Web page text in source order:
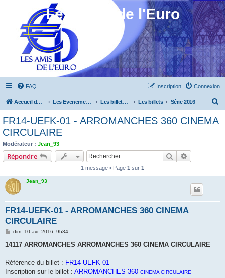
Les Amis de l'Euro
FAQ Connexion
Inscription
Accueil du forum Les Evenements ! [Ouvert au public] Les billets touristiques Les billets Série 2016
FR14-UEFK-01 - ARROMANCHES 360 CINEMA
CIRCULAIRE
Modérateur : Jean_93
Répondre Rechercher
1 message • Page 1 sur 1
Jean_93
FR14-UEFK-01 - ARROMANCHES 360 CINEMA
CIRCULAIRE
M
s
g
dim. 10 avr. 2016, 9h34
14117 ARROMANCHES ARROMANCHES 360 CINEMA CIRCULAIRE
Référence du billet : FR14-UEFK-01
Inscription sur le billet : ARROMANCHES 360 CINEMA CIRCULAIRE